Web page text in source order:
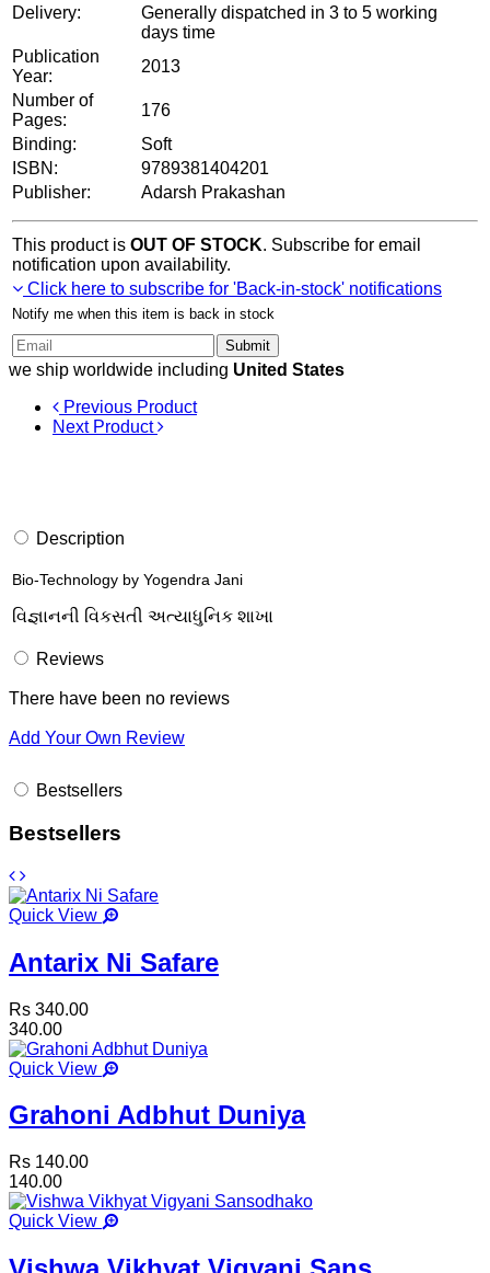
Delivery:
Generally dispatched in 3 to 5 working
days time
Publication
Year:
2013
Number of
Pages:
176
Binding:
Soft
ISBN:
9789381404201
Publisher:
Adarsh Prakashan
This product is OUT OF STOCK. Subscribe for email
notification upon availability.
Click here to subscribe for 'Back-in-stock' notifications
Notify me when this item is back in stock
Submit
we ship worldwide including United States
Previous Product
Next Product
Description
Bio-Technology by Yogendra Jani
વિજ્ઞાનની વિકસતી અત્યાધુનિક શાખા
Reviews
There have been no reviews
Add Your Own Review
Bestsellers
Bestsellers
Quick View
Antarix Ni Safare
Rs 340.00
340.00
Quick View
Grahoni Adbhut Duniya
Rs 140.00
140.00
Quick View